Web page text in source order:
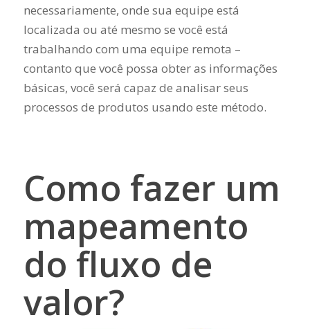
necessariamente, onde sua equipe está
localizada ou até mesmo se você está
trabalhando com uma equipe remota –
contanto que você possa obter as informações
básicas, você será capaz de analisar seus
processos de produtos usando este método.
Como fazer um
mapeamento
do fluxo de
valor?